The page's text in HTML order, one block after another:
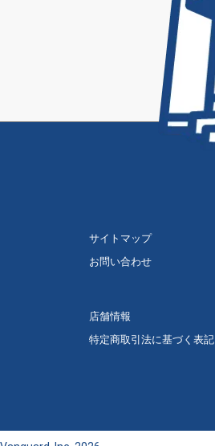
サイトマップ
お問い合わせ
店舗情報
特定商取引法に基づく表記